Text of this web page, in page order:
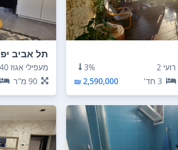
2
3%
3 חד' 2,590,000 ₪
תל אביב
מעפילי אגוז 40
90 מ"ר